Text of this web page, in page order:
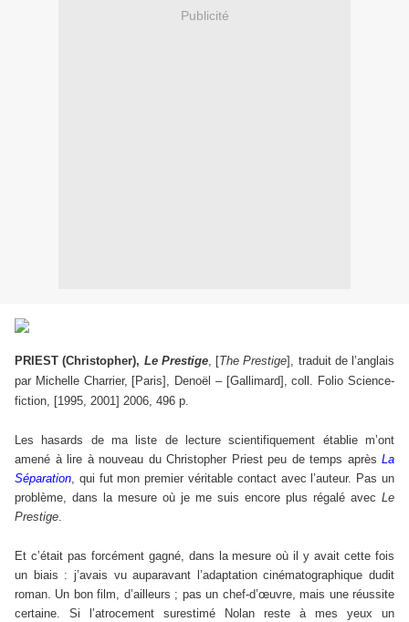
Publicité
PRIEST (Christopher), Le Prestige, [The Prestige], traduit de l’anglais
par Michelle Charrier, [Paris], Denoël – [Gallimard], coll. Folio Science-
fiction, [1995, 2001] 2006, 496 p.
Les hasards de ma liste de lecture scientifiquement établie m’ont
amené à lire à nouveau du Christopher Priest peu de temps après La
Séparation, qui fut mon premier véritable contact avec l’auteur. Pas un
problème, dans la mesure où je me suis encore plus régalé avec Le
Prestige.
Et c’était pas forcément gagné, dans la mesure où il y avait cette fois
un biais : j’avais vu auparavant l’adaptation cinématographique dudit
roman. Un bon film, d’ailleurs ; pas un chef-d’œuvre, mais une réussite
certaine. Si l’atrocement surestimé Nolan reste à mes yeux un